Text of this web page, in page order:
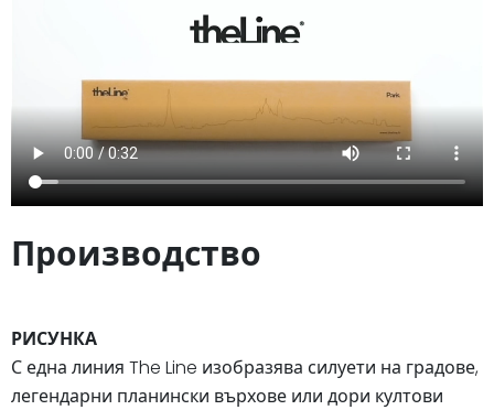
Производство
РИСУНКА
С една линия The Line изобразява силуети на градове,
легендарни планински върхове или дори култови